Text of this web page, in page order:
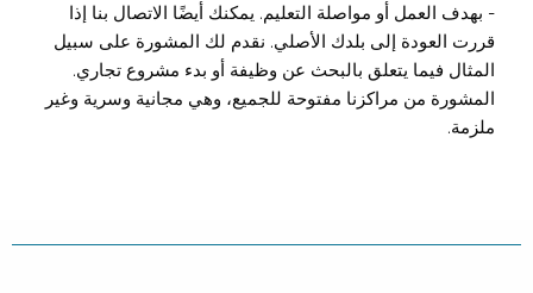
- بهدف العمل أو مواصلة التعليم. يمكنك أيضًا الاتصال بنا إذا
قررت العودة إلى بلدك الأصلي. نقدم لك المشورة على سبيل
المثال فيما يتعلق بالبحث عن وظيفة أو بدء مشروع تجاري.
المشورة من مراكزنا مفتوحة للجميع، وهي مجانية وسرية وغير
ملزمة.